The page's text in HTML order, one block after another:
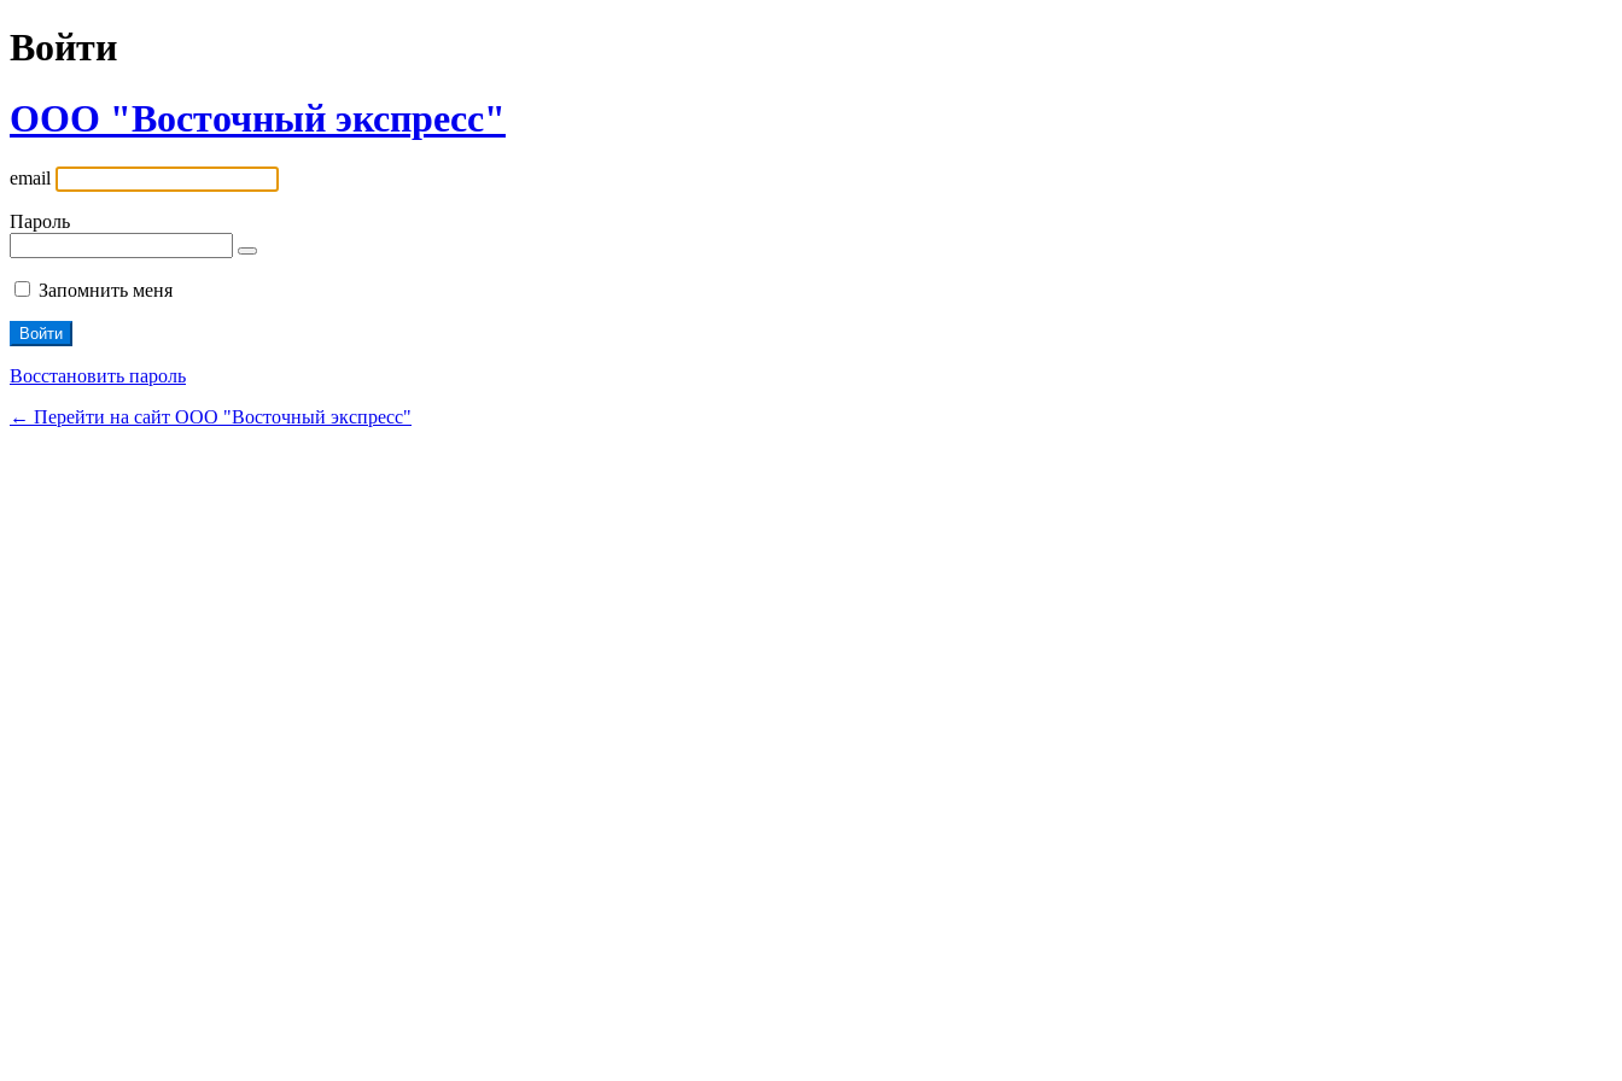
Войти
ООО "Восточный экспресс"
email
Пароль
Запомнить меня
Восстановить пароль
← Перейти на сайт ООО "Восточный экспресс"